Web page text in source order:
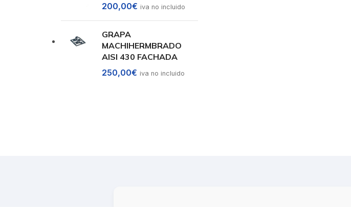
200,00€ iva no incluido
GRAPA
MACHIHERMBRADO
AISI 430 FACHADA
250,00€ iva no incluido